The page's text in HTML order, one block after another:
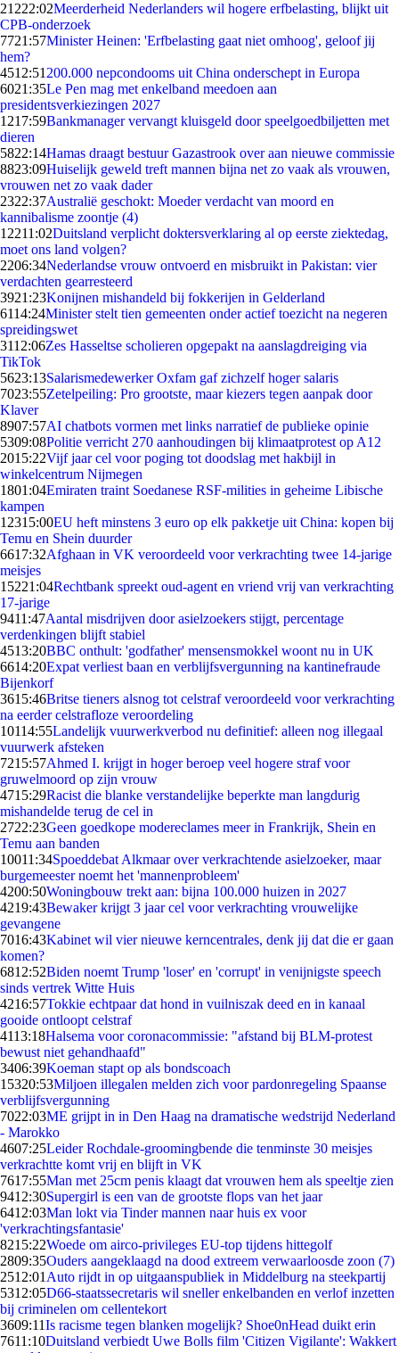
21222:02Meerderheid Nederlanders wil hogere erfbelasting, blijkt uit
CPB-onderzoek
7721:57Minister Heinen: 'Erfbelasting gaat niet omhoog', geloof jij
hem?
4512:51 200.000 nepcondooms uit China onderschept in Europa
6021:35Le Pen mag met enkelband meedoen aan
presidentsverkiezingen 2027
1217:59Bankmanager vervangt kluisgeld door speelgoedbiljetten met
dieren
5822:14Hamas draagt bestuur Gazastrook over aan nieuwe commissie
8823:09Huiselijk geweld treft mannen bijna net zo vaak als vrouwen,
vrouwen net zo vaak dader
2322:37Australië geschokt: Moeder verdacht van moord en
kannibalisme zoontje (4)
12211:02Duitsland verplicht doktersverklaring al op eerste ziektedag,
moet ons land volgen?
2206:34Nederlandse vrouw ontvoerd en misbruikt in Pakistan: vier
verdachten gearresteerd
3921:23Konijnen mishandeld bij fokkerijen in Gelderland
6114:24Minister stelt tien gemeenten onder actief toezicht na negeren
spreidingswet
3112:06Zes Hasseltse scholieren opgepakt na aanslagdreiging via
TikTok
5623:13Salarismedewerker Oxfam gaf zichzelf hoger salaris
7023:55Zetelpeiling: Pro grootste, maar kiezers tegen aanpak door
Klaver
8907:57AI chatbots vormen met links narratief de publieke opinie
5309:08Politie verricht 270 aanhoudingen bij klimaatprotest op A12
2015:22Vijf jaar cel voor poging tot doodslag met hakbijl in
winkelcentrum Nijmegen
1801:04Emiraten traint Soedanese RSF-milities in geheime Libische
kampen
12315:00EU heft minstens 3 euro op elk pakketje uit China: kopen bij
Temu en Shein duurder
6617:32Afghaan in VK veroordeeld voor verkrachting twee 14-jarige
meisjes
15221:04Rechtbank spreekt oud-agent en vriend vrij van verkrachting
17-jarige
9411:47Aantal misdrijven door asielzoekers stijgt, percentage
verdenkingen blijft stabiel
4513:20BBC onthult: 'godfather' mensensmokkel woont nu in UK
6614:20Expat verliest baan en verblijfsvergunning na kantinefraude
Bijenkorf
3615:46Britse tieners alsnog tot celstraf veroordeeld voor verkrachting
na eerder celstrafloze veroordeling
10114:55Landelijk vuurwerkverbod nu definitief: alleen nog illegaal
vuurwerk afsteken
7215:57Ahmed I. krijgt in hoger beroep veel hogere straf voor
gruwelmoord op zijn vrouw
4715:29Racist die blanke verstandelijke beperkte man langdurig
mishandelde terug de cel in
2722:23Geen goedkope modereclames meer in Frankrijk, Shein en
Temu aan banden
10011:34Spoeddebat Alkmaar over verkrachtende asielzoeker, maar
burgemeester noemt het 'mannenprobleem'
4200:50Woningbouw trekt aan: bijna 100.000 huizen in 2027
4219:43Bewaker krijgt 3 jaar cel voor verkrachting vrouwelijke
gevangene
7016:43Kabinet wil vier nieuwe kerncentrales, denk jij dat die er gaan
komen?
6812:52Biden noemt Trump 'loser' en 'corrupt' in venijnigste speech
sinds vertrek Witte Huis
4216:57Tokkie echtpaar dat hond in vuilniszak deed en in kanaal
gooide ontloopt celstraf
4113:18Halsema voor coronacommissie: "afstand bij BLM-protest
bewust niet gehandhaafd"
3406:39Koeman stapt op als bondscoach
15320:53Miljoen illegalen melden zich voor pardonregeling Spaanse
verblijfsvergunning
7022:03ME grijpt in in Den Haag na dramatische wedstrijd Nederland
- Marokko
4607:25Leider Rochdale-groomingbende die tenminste 30 meisjes
verkrachtte komt vrij en blijft in VK
7617:55Man met 25cm penis klaagt dat vrouwen hem als speeltje zien
9412:30Supergirl is een van de grootste flops van het jaar
6412:03Man lokt via Tinder mannen naar huis ex voor
'verkrachtingsfantasie'
8215:22Woede om airco-privileges EU-top tijdens hittegolf
2809:35Ouders aangeklaagd na dood extreem verwaarloosde zoon (7)
2512:01 Auto rijdt in op uitgaanspubliek in Middelburg na steekpartij
5312:05D66-staatssecretaris wil sneller enkelbanden en verlof inzetten
bij criminelen om cellentekort
3609:11Is racisme tegen blanken mogelijk? Shoe0nHead duikt erin
7611:10Duitsland verbiedt Uwe Bolls film 'Citizen Vigilante': Wakkert